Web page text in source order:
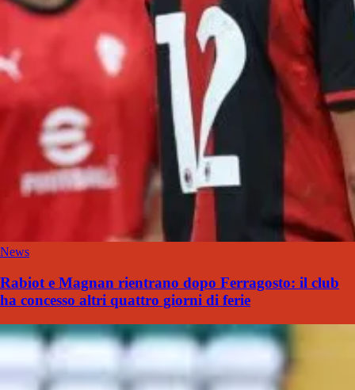
News
Rabiot e Magnan rientrano dopo Ferragosto: il club
ha concesso altri quattro giorni di ferie